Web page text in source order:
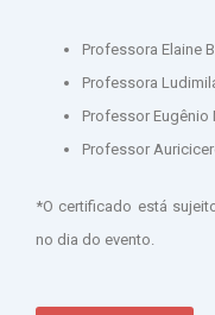
Professora Elaine
Professora
Professor Eugênio
Professor
*O certificado está
no dia do evento.